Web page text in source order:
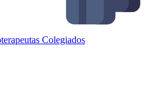
Colegiados